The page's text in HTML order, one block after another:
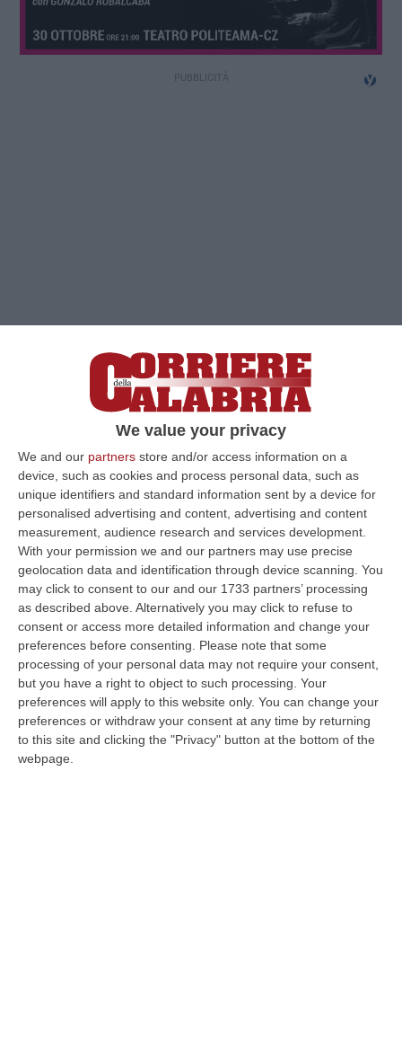
We value your privacy
We and our partners store and/or access information on a
device, such as cookies and process personal data, such as
unique identifiers and standard information sent by a device for
personalised advertising and content, advertising and content
measurement, audience research and services development.
With your permission we and our partners may use precise
geolocation data and identification through device scanning. You
may click to consent to our and our 1733 partners’ processing
as described above. Alternatively you may click to refuse to
consent or access more detailed information and change your
preferences before consenting.
Please note that some
processing of your personal data may not require your consent,
but you have a right to object to such processing. Your
preferences will apply to this website only. You can change your
preferences or withdraw your consent at any time by returning
to this site and clicking the "Privacy" button at the bottom of the
webpage.
Clicca e segui “Corriere della Calabria” su Google News
«Spiace che, a distanza di anni, ci si trovi
ancora a fare i conti con il problema della
mancanza di loculi nel cimitero di Rende – si
legge in una nota del partito socialista di
Rende. Perché il problema, al di là di ogni
apparenza, è rimasto a suo tempo irrisolto. È
inaccettabile che, ancora oggi, ci siano bare
accatastate, all’incirca cento, all’interno di
alcuni locali di pertinenza del cimitero
comunale senza aver ricevuto una giusta e